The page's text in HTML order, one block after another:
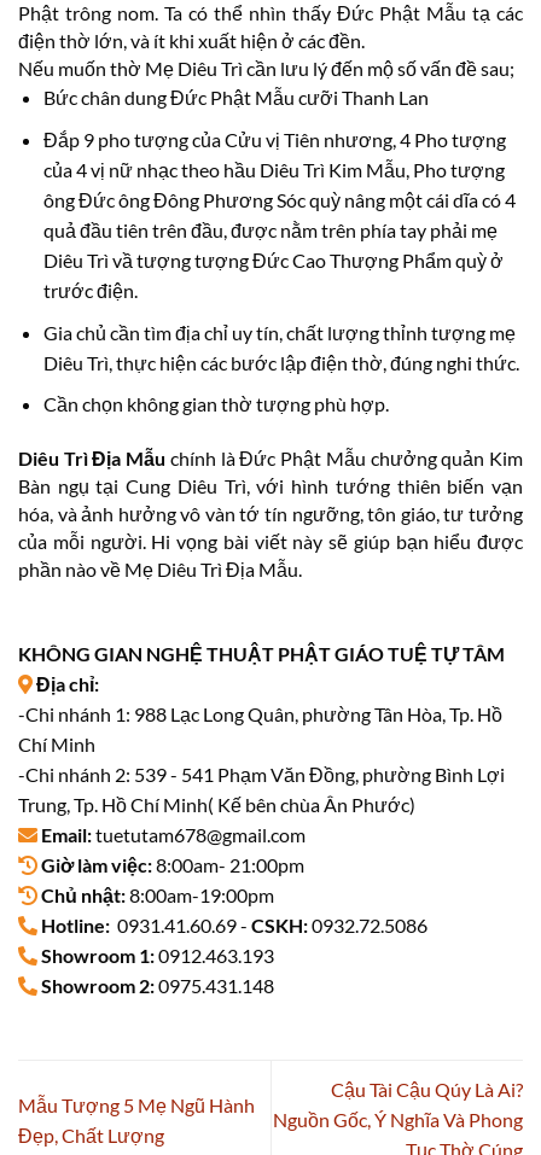
Phật trông nom. Ta có thể nhìn thấy Đức Phật Mẫu tạ các
điện thờ lớn, và ít khi xuất hiện ở các đền.
Nếu muốn thờ Mẹ Diêu Trì cần lưu lý đến mộ số vấn đề sau;
Bức chân dung Đức Phật Mẫu cưỡi Thanh Lan
Đắp 9 pho tượng của Cửu vị Tiên nhương, 4 Pho tượng
của 4 vị nữ nhạc theo hầu Diêu Trì Kim Mẫu, Pho tượng
ông Đức ông Đông Phương Sóc quỳ nâng một cái dĩa có 4
quả đầu tiên trên đầu, được nằm trên phía tay phải mẹ
Diêu Trì vầ tượng tượng Đức Cao Thượng Phẩm quỳ ở
trước điện.
Gia chủ cần tìm địa chỉ uy tín, chất lượng thỉnh tượng mẹ
Diêu Trì, thực hiện các bước lập điện thờ, đúng nghi thức.
Cần chọn không gian thờ tượng phù hợp.
Diêu Trì Địa Mẫu chính là Đức Phật Mẫu chưởng quản Kim
Bàn ngụ tại Cung Diêu Trì, với hình tướng thiên biến vạn
hóa, và ảnh hưởng vô vàn tớ tín ngưỡng, tôn giáo, tư tưởng
của mỗi người. Hi vọng bài viết này sẽ giúp bạn hiểu được
phần nào về Mẹ Diêu Trì Địa Mẫu.
KHÔNG GIAN NGHỆ THUẬT PHẬT GIÁO TUỆ TỰ TÂM
Địa chỉ:
-Chi nhánh 1: 988 Lạc Long Quân, phường Tân Hòa, Tp. Hồ
Chí Minh
-Chi nhánh 2: 539 - 541 Phạm Văn Đồng, phường Bình Lợi
Trung, Tp. Hồ Chí Minh( Kế bên chùa Ân Phước)
Email:tuetutam678@gmail.com
Giờ làm việc:8:00am- 21:00pm
Chủ nhật:8:00am-19:00pm
Hotline: 0931.41.60.69 - CSKH:0932.72.5086
Showroom 1:0912.463.193
Showroom 2:0975.431.148
Mẫu Tượng 5 Mẹ Ngũ Hành
Đẹp, Chất Lượng
Cậu Tài Cậu Qúy Là Ai?
Nguồn Gốc, Ý Nghĩa Và Phong
Tục Thờ Cúng